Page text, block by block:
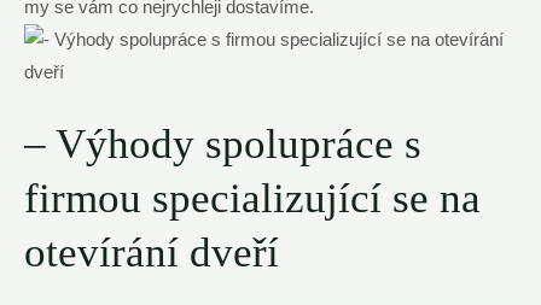
my se vám co nejrychleji dostavíme.
– Výhody spolupráce s
firmou specializující se na
otevírání dveří